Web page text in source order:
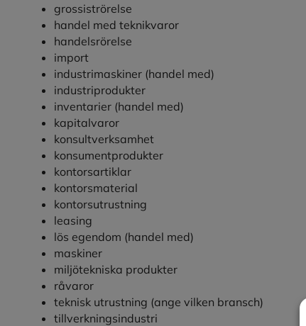
grossiströrelse
handel med teknikvaror
handelsrörelse
import
industrimaskiner (handel med)
industriprodukter
inventarier (handel med)
kapitalvaror
konsultverksamhet
konsumentprodukter
kontorsartiklar
kontorsmaterial
kontorsutrustning
leasing
lös egendom (handel med)
maskiner
miljötekniska produkter
råvaror
teknisk utrustning (ange vilken bransch)
tillverkningsindustri